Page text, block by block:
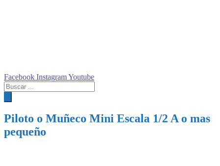
Facebook InstagramYoutube
Búsqueda
de
productos
Piloto o Muñeco Mini Escala 1/2 A o mas
pequeño